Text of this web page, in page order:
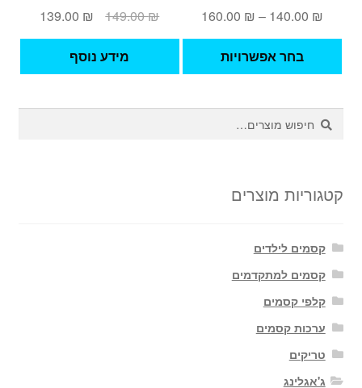
140.00 ₪
–
160.00 ₪
טווח
מחירים:
עד
בחר אפשרויות
מספר
149.00₪
המחיר
המקורי
היה:
149.00 ₪.
139.00 ₪
המחיר
הנוכחי
139.00 ₪.
מידע נוסף
חיפוש
עבור:
חיפוש
קטגוריות מוצרים
קסמים לילדים
קסמים למתקדמים
קלפי קסמים
ערכות קסמים
טריקים
ג'אגלינג